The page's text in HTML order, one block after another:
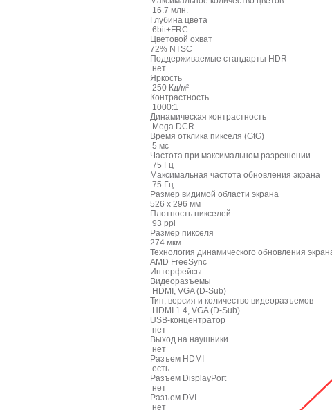
16.7 млн.
Глубина цвета
6bit+FRC
Цветовой охват
72% NTSC
Поддерживаемые стандарты HDR
нет
Яркость
250 Кд/м²
Контрастность
1000:1
Динамическая контрастность
Mega DCR
Время отклика пикселя (GtG)
5 мс
Частота при максимальном разрешении
75 Гц
Максимальная частота обновления экрана
75 Гц
Размер видимой области экрана
526 x 296 мм
Плотность пикселей
93 ppi
Размер пикселя
274 мкм
Технология динамического обновления
AMD FreeSync
Интерфейсы
Видеоразъемы
HDMI, VGA (D-Sub)
Тип, версия и количество видеоразъемов
HDMI 1.4, VGA (D-Sub)
USB-концентратор
нет
Выход на наушники
нет
Разъем HDMI
есть
Разъем DisplayPort
нет
Разъем DVI
нет